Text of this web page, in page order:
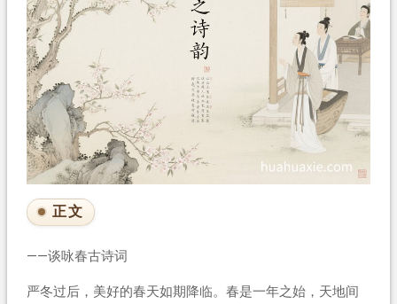
正文
——谈咏春古诗词
严冬过后，美好的春天如期降临。春是一年之始，天地间